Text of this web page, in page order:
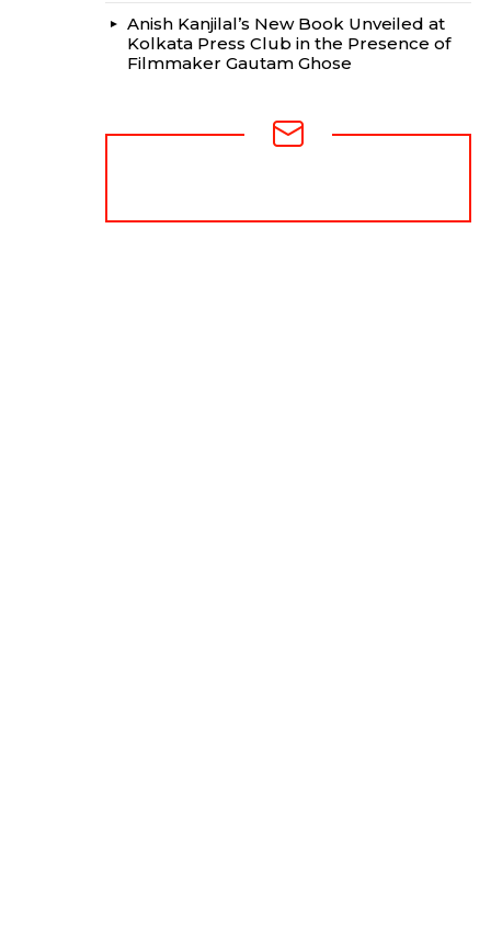
Anish Kanjilal’s New Book Unveiled at
Kolkata Press Club in the Presence of
Filmmaker Gautam Ghose